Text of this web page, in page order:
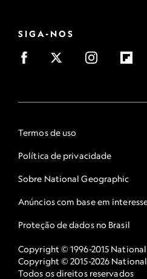
SIGA-NOS
Termos de uso
Política de privacidade
Sobre National Geographic
Anúncios com base em
Proteção de dados no Brasil
Copyright © 1996-2015
Copyright © 2015-2026
Todos os direitos reservados